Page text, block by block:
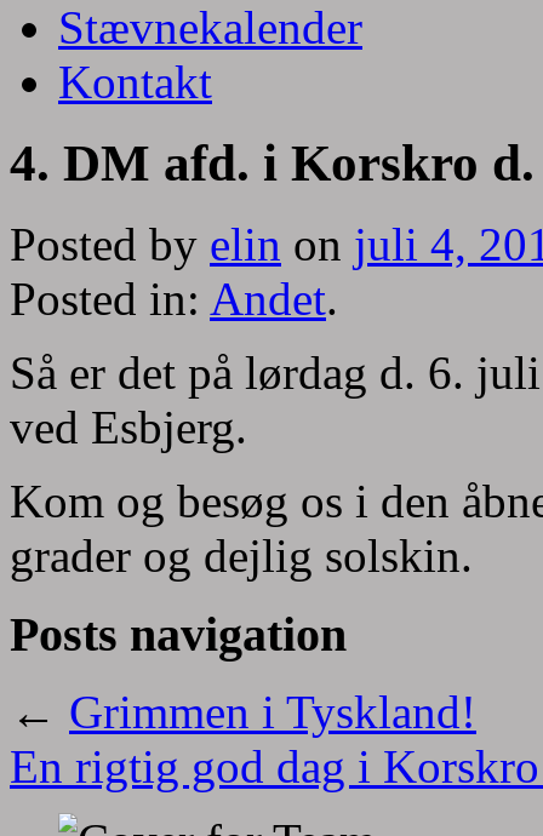
Stævnekalender
Kontakt
4. DM afd. i Korskro
Posted by elin on juli 4,
Posted in: Andet.
Så er det på lørdag d. 6.
ved Esbjerg.
Kom og besøg os i den
grader og dejlig solskin.
Posts navigation
← Grimmen i Tyskland!
En rigtig god dag i